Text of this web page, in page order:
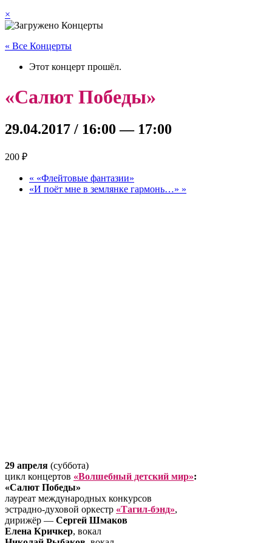
×
« Все Концерты
Этот концерт прошёл.
«Салют Победы»
29.04.2017 / 16:00 — 17:00
200 ₽
« «Флейтовые фантазии»
«И поёт мне в землянке гармонь…» »
29 апреля (суббота)
цикл концертов «Волшебный детский мир»:
«Салют Победы»
лауреат международных конкурсов
эстрадно-духовой оркестр «Тагил-бэнд»,
дирижёр — Сергей Шмаков
Елена Кричкер, вокал